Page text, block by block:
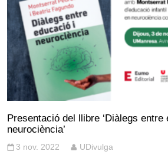
Presentació del llibre ‘Diàlegs entre
neurociència’
3 nov. 2022 UDivulga